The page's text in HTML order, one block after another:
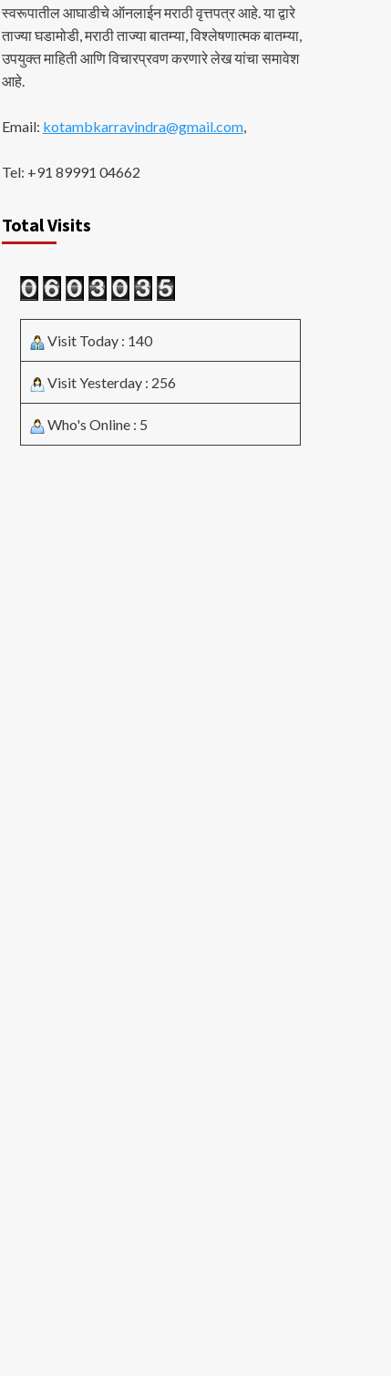
स्वरूपातील आघाडीचे ऑनलाईन मराठी वृत्तपत्र आहे. या द्वारे
ताज्या घडामोडी, मराठी ताज्या बातम्या, विश्लेषणात्मक बातम्या,
उपयुक्त माहिती आणि विचारप्रवण करणारे लेख यांचा समावेश
आहे.
Email: kotambkarravindra@gmail.com,
Tel: +91 89991 04662
Total Visits
Visit Today : 140
Visit Yesterday : 256
Who's Online : 5